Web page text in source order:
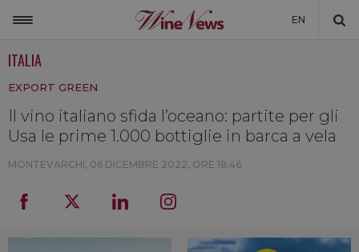
EN
NON SOLO VINO
WINENEWS TV
ITALIA
EXPORT GREEN
Il vino italiano sfida l’oceano: partite per gli
Usa le prime 1.000 bottiglie in barca a vela
MONTEVARCHI, 06 DICEMBRE 2022, ORE 18:46